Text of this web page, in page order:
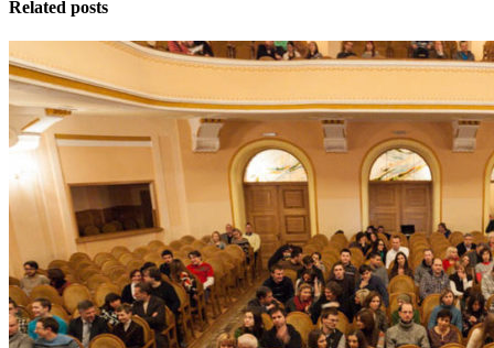
Related posts